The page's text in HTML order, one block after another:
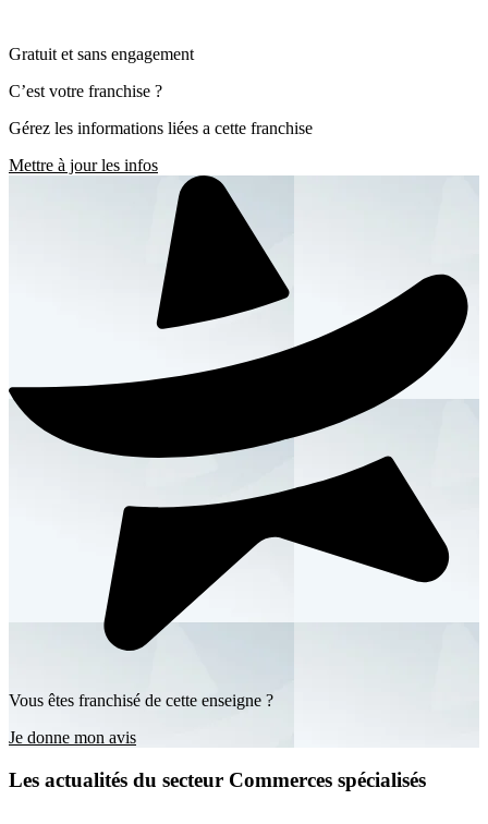
Gratuit et sans engagement
C’est votre franchise ?
Gérez les informations liées a cette franchise
Mettre à jour les infos
Vous êtes franchisé de cette enseigne ?
Je donne mon avis
Les actualités du secteur Commerces spécialisés